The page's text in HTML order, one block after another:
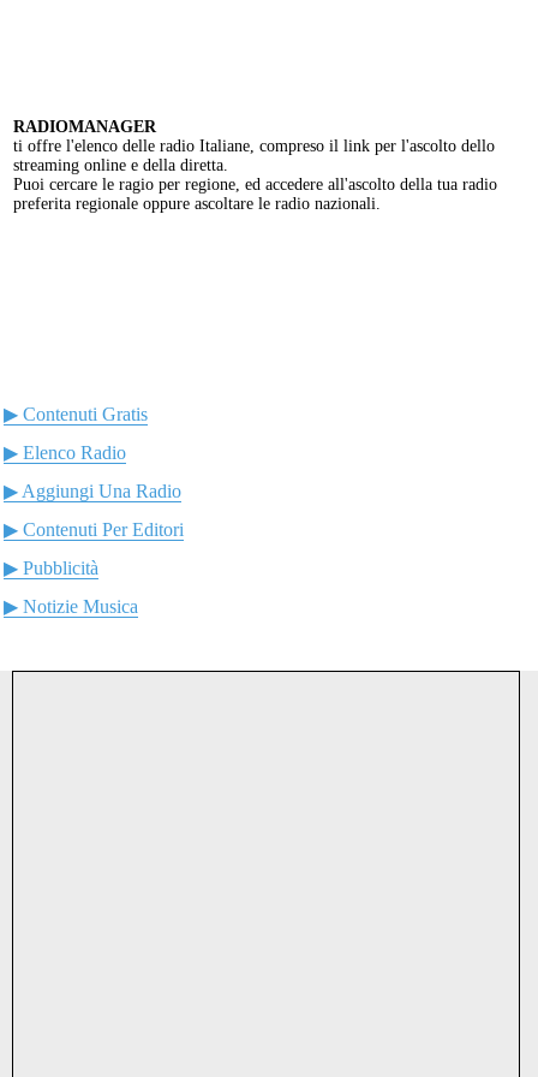
RADIOMANAGER
ti offre l'elenco delle radio Italiane, compreso il link per l'ascolto dello
streaming online e della diretta.
Puoi cercare le ragio per regione, ed accedere all'ascolto della tua radio
preferita regionale oppure ascoltare le radio nazionali.
▶ Contenuti Gratis
▶ Elenco Radio
▶ Aggiungi Una Radio
▶ Contenuti Per Editori
▶ Pubblicità
▶ Notizie Musica